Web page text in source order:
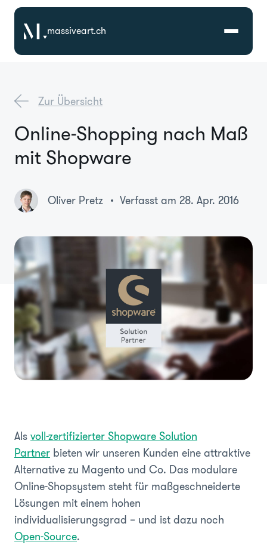
massiveart.ch
Referenzen
Branchen
Über Uns
Zur Übersicht
Online-Shopping nach Maß
mit Shopware
Oliver Pretz Verfasst am 28. Apr. 2016
Alsvoll-zertifizierter Shopware Solution
Partner bieten wir unseren Kunden eine attraktive
Alternative zu Magento und Co. Das modulare
Online-Shopsystem steht für maßgeschneiderte
Lösungen mit einem hohen
individualisierungsgrad – und ist dazu noch
Open-Source.